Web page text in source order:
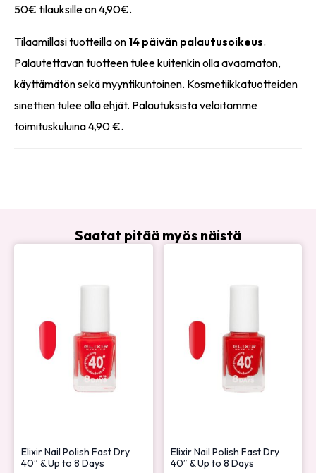
50€ tilauksille on 4,90€.
Tilaamillasi tuotteilla on 14 päivän palautusoikeus.
Palautettavan tuotteen tulee kuitenkin olla avaamaton,
käyttämätön sekä myyntikuntoinen. Kosmetiikkatuotteiden
sinettien tulee olla ehjät. Palautuksista veloitamme
toimituskuluina 4,90 €.
Saatat pitää myös näistä
Elixir Nail Polish Fast Dry
40″ & Up to 8 Days
Elixir Nail Polish Fast Dry
40″ & Up to 8 Days